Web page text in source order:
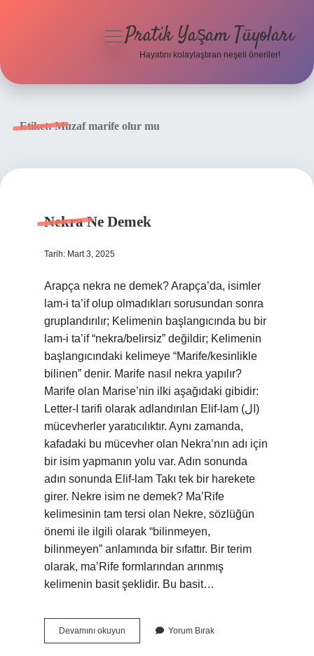
menüyü
Pratik Yaşam Tüyoları
Hayatını kolaylaştıran neşeli öneriler!
Etiket:Muzaf marife olur mu
Nekra Ne Demek
Tarih: Mart 3, 2025
Arapça nekra ne demek? Arapça’da, isimler
lam-i ta’if olup olmadıkları sorusundan sonra
gruplandırılır; Kelimenin başlangıcında bu bir
lam-i ta’if “nekra/belirsiz” değildir; Kelimenin
başlangıcındaki kelimeye “Marife/kesinlikle
bilinen” denir. Marife nasıl nekra yapılır?
Marife olan Marise’nin ilki aşağıdaki gibidir:
Letter-I tarifi olarak adlandırılan Elif-lam (ال)
mücevherler yaratıcılıktır. Aynı zamanda,
kafadaki bu mücevher olan Nekra’nın adı için
bir isim yapmanın yolu var. Adın sonunda
adın sonunda Elif-lam Takı tek bir harekete
girer. Nekre isim ne demek? Ma’Rife
kelimesinin tam tersi olan Nekre, sözlüğün
önemi ile ilgili olarak “bilinmeyen,
bilinmeyen” anlamında bir sıfattır. Bir terim
olarak, ma’Rife formlarından arınmış
kelimenin basit şeklidir. Bu basit…
Devamını okuyun
Ne
Yorum Bırak